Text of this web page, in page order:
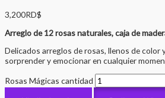
3,200RD$
Arreglo de 12 rosas naturales, caja de
Delicados arreglos de rosas, llenos de color
sorprender y emocionar en cualquier
Rosas Mágicas cantidad